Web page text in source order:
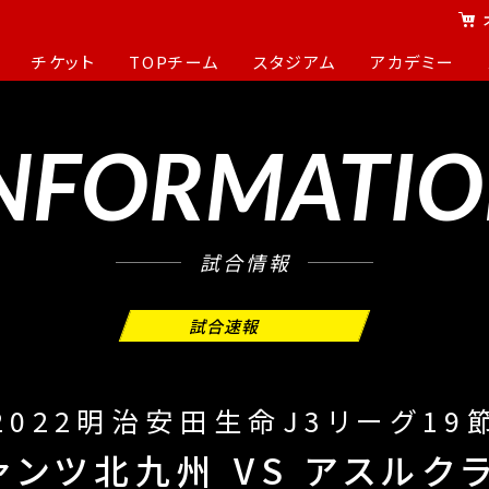
チケット TOPチーム スタジアム アカデミー
試合情報
試合速報
明治安田生命J3リーグ19
ンツ北九州 VS アスルク